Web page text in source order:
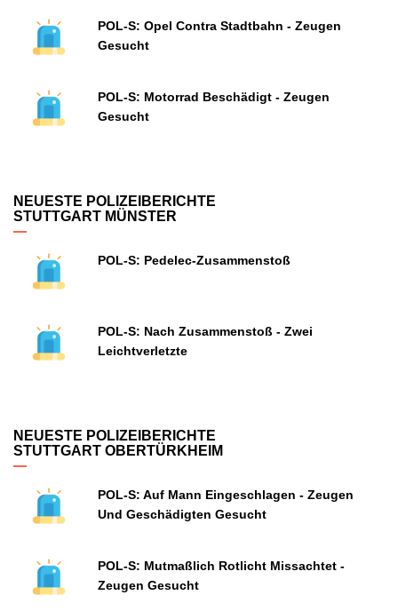
POL-S: Opel Contra Stadtbahn - Zeugen
Gesucht
POL-S: Motorrad Beschädigt - Zeugen
Gesucht
NEUESTE POLIZEIBERICHTE
STUTTGART MÜNSTER
POL-S: Pedelec-Zusammenstoß
POL-S: Nach Zusammenstoß - Zwei
Leichtverletzte
NEUESTE POLIZEIBERICHTE
STUTTGART OBERTÜRKHEIM
POL-S: Auf Mann Eingeschlagen - Zeugen
Und Geschädigten Gesucht
POL-S: Mutmaßlich Rotlicht Missachtet -
Zeugen Gesucht